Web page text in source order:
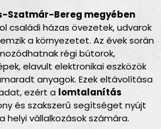
Szatmár-Bereg megyében
családi házas övezetek, udvarok
a környezetet. Az évek során
régi bútorok,
elavult elektronikai eszközök
anyagok. Ezek eltávolítása
ezért a lomtalanítás
és szakszerű segítséget nyújt
helyi vállalkozások számára.